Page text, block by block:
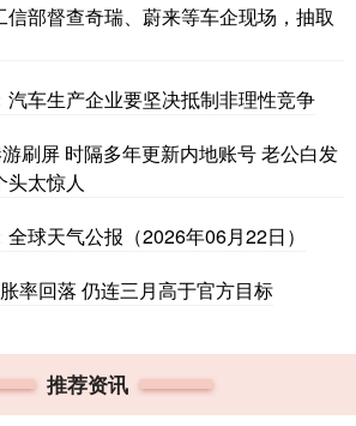
部督查奇瑞、蔚来等车企现场，抽取
车生产企业要坚决抵制非理性竞争
刷屏 时隔多年更新内地账号 老公白发
头太惊人
球天气公报（2026年06月22日）
率回落 仍连三月高于官方目标
推荐资讯